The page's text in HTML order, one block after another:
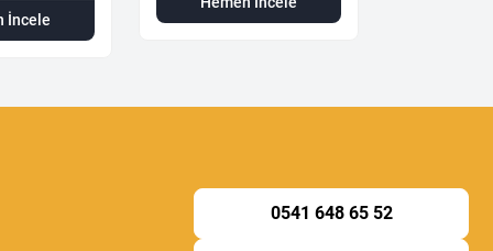
İncele
0541 648 65 52